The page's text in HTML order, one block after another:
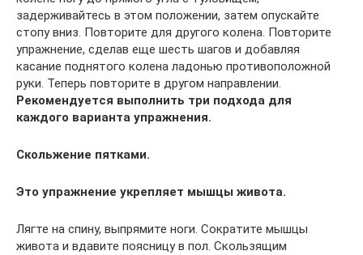
задерживайтесь в этом положении, затем опускайте
стопу вниз. Повторите для другого колена. Повторите
упражнение, сделав еще шесть шагов и добавляя
касание поднятого колена ладонью противоположной
руки. Теперь повторите в другом направлении.
Рекомендуется выполнить три подхода для
каждого варианта упражнения.
Скольжение пятками.
Это упражнение укрепляет мышцы живота.
Лягте на спину, выпрямите ноги. Сократите мышцы
живота и вдавите поясницу в пол. Скользящим